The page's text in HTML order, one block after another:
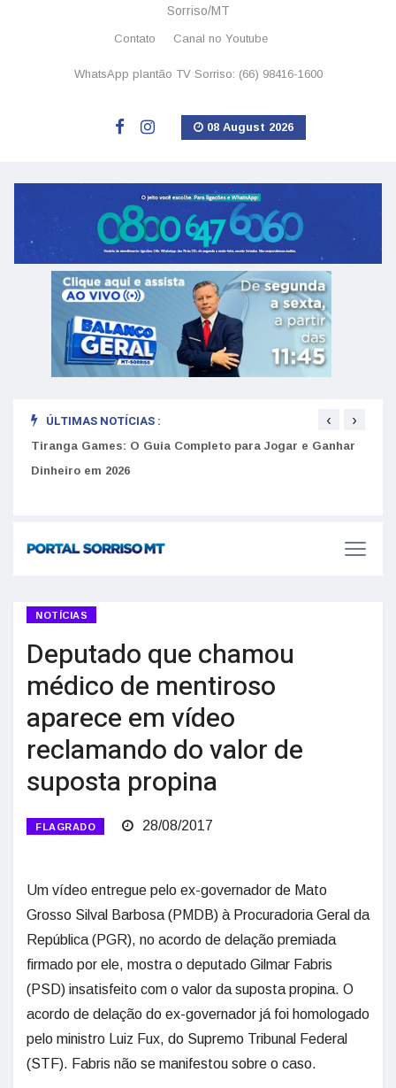
Sorriso/MT
Contato Canal no Youtube
WhatsApp plantão TV Sorriso: (66) 98416-1600
08 August 2026
ÚLTIMAS NOTÍCIAS :
Tiranga Games: O Guia Completo para Jogar e Ganhar
Dinheiro em 2026
‹ ›
NOTÍCIAS
Deputado que chamou
médico de mentiroso
aparece em vídeo
reclamando do valor de
suposta propina
FLAGRADO 28/08/2017
Um vídeo entregue pelo ex-governador de Mato
Grosso Silval Barbosa (PMDB) à Procuradoria Geral da
República (PGR), no acordo de delação premiada
firmado por ele, mostra o deputado Gilmar Fabris
(PSD) insatisfeito com o valor da suposta propina. O
acordo de delação do ex-governador já foi homologado
pelo ministro Luiz Fux, do Supremo Tribunal Federal
(STF). Fabris não se manifestou sobre o caso.